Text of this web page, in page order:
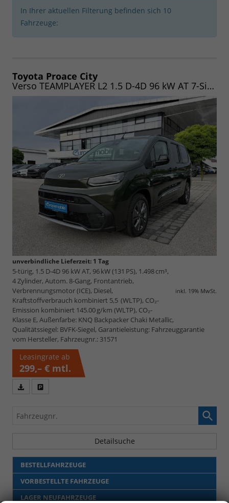
In Ihrer aktuellen Filterung befinden sich 10
Fahrzeuge:
Toyota Proace City
Verso TEAMPLAYER L2 1.5 D-4D 96 kW AT 7-Sitzer (Leasingaktion) LED/WINTER/17"ALU/SMART/PRIVACY/2ZK/5JGARANTIE/UVM.
inkl. 19% MwSt.
unverbindliche Lieferzeit: 1 Tag
5-türig, 1.5 D-4D 96 kW AT, 96 kW (131 PS), 1.498 cm³,
4 Zylinder, Autom. 8-Gang, Frontantrieb,
Verbrennungsmotor (ICE), Diesel,
Kraftstoffverbrauch kombiniert 5,5 (WLTP), CO₂-
Emission kombiniert 145.00 g/km (WLTP), CO₂-
Klasse E, Außenfarbe: KNQ Backpacker Chaki Metallic,
Qualitätssiegel: BVFK-Siegel, Garantieleistung: Fahrzeuggarantie
vom Hersteller, Fahrzeugnr.: 31571
Leasingrate ab
299,– € mtl.
PDF
speichern/drucken
vergleichen
Fahrzeugnr.
Detailsuche
BESTELLFAHRZEUGE
VORBESTELLTE FAHRZEUGE
LAGER NEUFAHRZEUGE